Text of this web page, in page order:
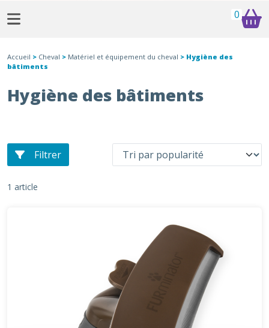
0
Accueil > Cheval > Matériel et équipement du cheval > Hygiène des
bâtiments
Hygiène des bâtiments
Filtrer
1 article